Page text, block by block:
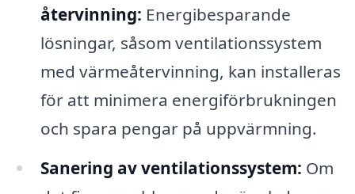
återvinning: Energibesparande
lösningar, såsom ventilationssystem
med värmeåtervinning, kan installeras
för att minimera energiförbrukningen
och spara pengar på uppvärmning.
Sanering av ventilationssystem: Om